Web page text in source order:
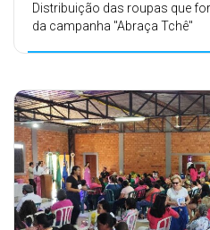
Distribuição das roupas que
da campanha "Abraça Tchê"